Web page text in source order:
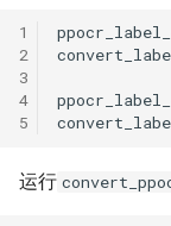
1
2
3
4
5
运行